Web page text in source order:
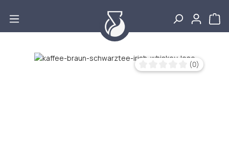
Durchschnittliche
(0)
Bildergalerie überspringen